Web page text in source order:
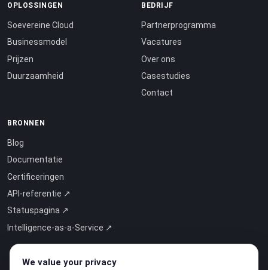
OPLOSSINGEN
Soevereine Cloud
Businessmodel
Prijzen
Duurzaamheid
BEDRIJF
Partnerprogramma
Vacatures
Over ons
Casestudies
Contact
BRONNEN
Blog
Documentatie
Certificeringen
API-referentie ↗
Statuspagina ↗
Intelligence-as-a-Service ↗
We value your privacy